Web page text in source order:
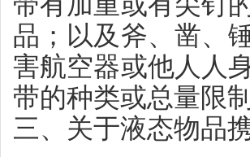
品；以及斧、凿、
害航空器或他人人
带的种类或总量限
三、关于液态物品